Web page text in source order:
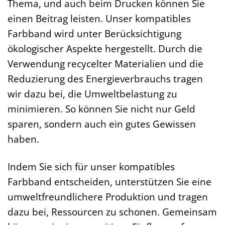
Thema, und auch beim Drucken können Sie
einen Beitrag leisten. Unser kompatibles
Farbband wird unter Berücksichtigung
ökologischer Aspekte hergestellt. Durch die
Verwendung recycelter Materialien und die
Reduzierung des Energieverbrauchs tragen
wir dazu bei, die Umweltbelastung zu
minimieren. So können Sie nicht nur Geld
sparen, sondern auch ein gutes Gewissen
haben.
Indem Sie sich für unser kompatibles
Farbband entscheiden, unterstützen Sie eine
umweltfreundlichere Produktion und tragen
dazu bei, Ressourcen zu schonen. Gemeinsam